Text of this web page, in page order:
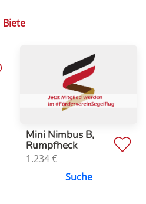
Biete
Mini Nimbus B,
Rumpfheck
1.234€
Suche